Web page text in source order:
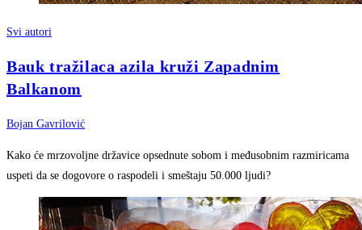
Svi autori
Bauk tražilaca azila kruži Zapadnim
Balkanom
Bojan Gavrilović
Kako će mrzovoljne državice opsednute sobom i međusobnim razmiricama
uspeti da se dogovore o raspodeli i smeštaju 50.000 ljudi?